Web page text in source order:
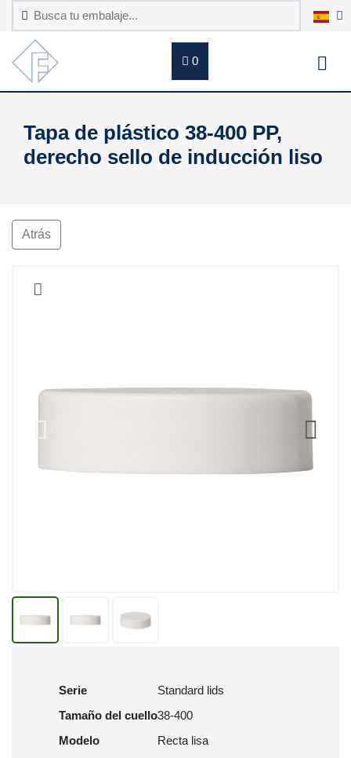
0
Tapa de plástico 38-400 PP,
derecho sello de inducción liso
Atrás
Serie
Standard lids
Tamaño del cuello38-400
Modelo
Recta lisa